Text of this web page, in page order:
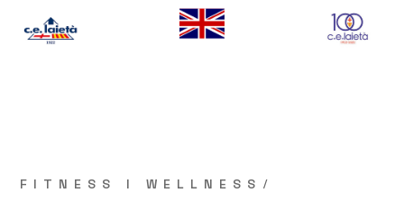
FITNESS I WELLNESS